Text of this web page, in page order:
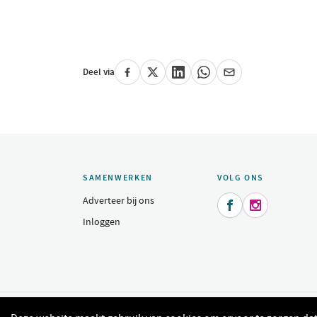
Deel via
SAMENWERKEN
Adverteer bij ons
Inloggen
VOLG ONS
 
© 2015 - 2026 Indeomgeving.nl - Dagje uit, heerlijk uit eten,